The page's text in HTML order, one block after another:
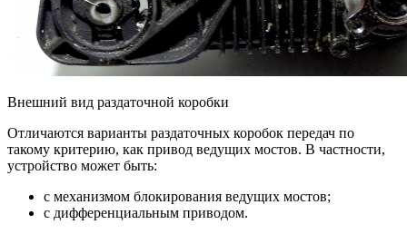
Внешний вид раздаточной коробки
Отличаются варианты раздаточных коробок передач по
такому критерию, как привод ведущих мостов. В частности,
устройство может быть:
с механизмом блокирования ведущих мостов;
с дифференциальным приводом.